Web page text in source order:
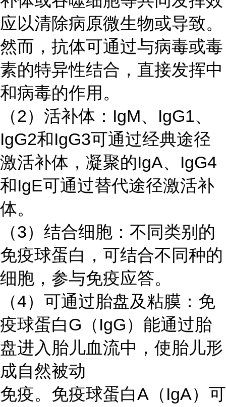
应以清除病原微生物或导致。
然而，抗体可通过与病毒或毒
素的特异性结合，直接发挥中
和病毒的作用。
（2）活补体：IgM、IgG1、
IgG2和IgG3可通过经典途径
激活补体，凝聚的IgA、IgG4
和IgE可通过替代途径激活补
体。
（3）结合细胞：不同类别的
免疫球蛋白，可结合不同种的
细胞，参与免疫应答。
（4）可通过胎盘及粘膜：免
疫球蛋白G（IgG）能通过胎
盘进入胎儿血流中，使胎儿形
成自然被动
免疫。免疫球蛋白A（IgA）可